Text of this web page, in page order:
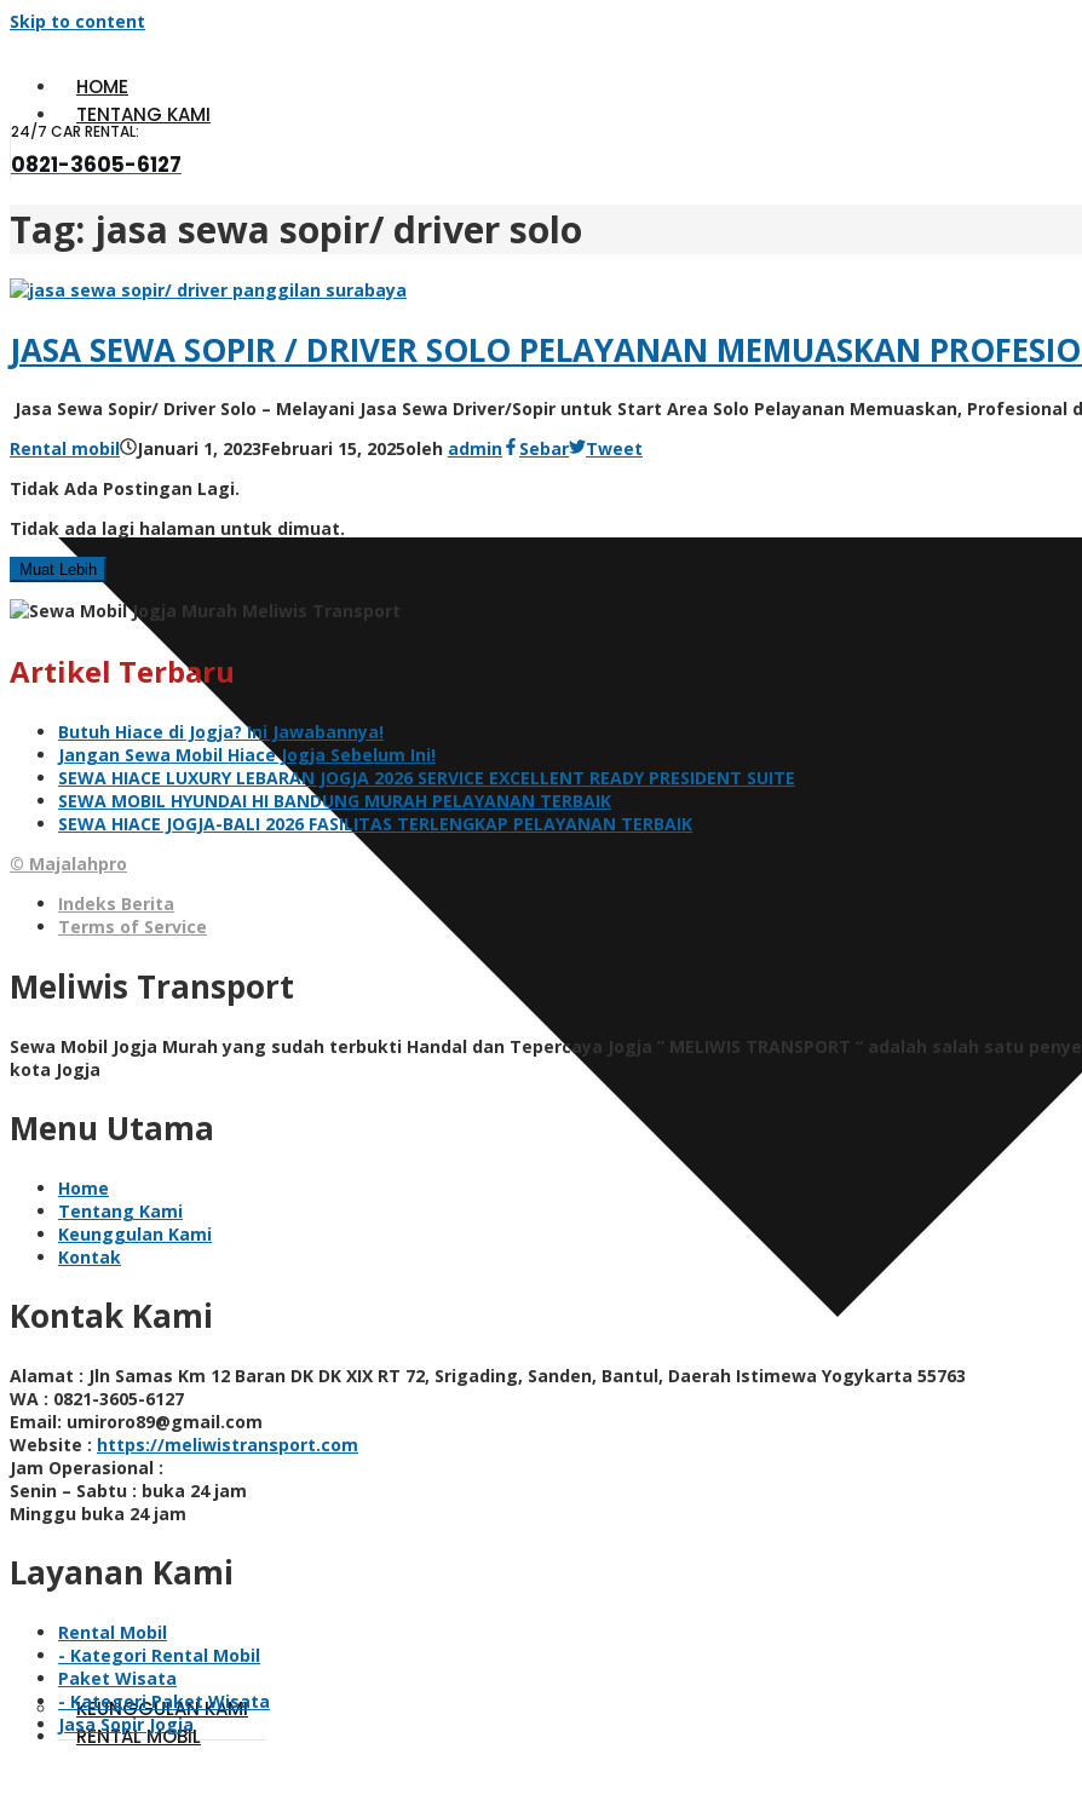
Skip to content
HOME
TENTANG KAMI
KEUNGGULAN KAMI
RENTAL MOBIL
24/7 CAR RENTAL:
0821-3605-6127
Tag: jasa sewa sopir/ driver solo
JASA SEWA SOPIR / DRIVER SOLO PELAYANAN MEMUASKAN
Jasa Sewa Sopir/ Driver Solo – Melayani Jasa Sewa Driver/Sopir untuk Start Area Solo Pelayanan Memuaskan, Profesional
Rental mobil
Januari 1, 2023Februari 15, 2025oleh admin Sebar
Tweet
Tidak Ada Postingan Lagi.
Tidak ada lagi halaman untuk dimuat.
Muat Lebih
Artikel Terbaru
Butuh Hiace di Jogja? Ini Jawabannya!
Jangan Sewa Mobil Hiace Jogja Sebelum Ini!
SEWA HIACE LUXURY LEBARAN JOGJA 2026 SERVICE EXCELLENT READY PRESIDENT SUITE
SEWA MOBIL HYUNDAI HI BANDUNG MURAH PELAYANAN TERBAIK
SEWA HIACE JOGJA-BALI 2026 FASILITAS TERLENGKAP PELAYANAN TERBAIK
© Majalahpro
Indeks Berita
Terms of Service
Meliwis Transport
Sewa Mobil Jogja Murah yang sudah terbukti Handal dan Tepercaya Jogja ” MELIWIS TRANSPORT “ adalah salah satu
kota Jogja
Menu Utama
Home
Tentang Kami
Keunggulan Kami
Kontak
Kontak Kami
Alamat : Jln Samas Km 12 Baran DK DK XIX RT 72, Srigading, Sanden, Bantul, Daerah Istimewa Yogykarta 55763
WA : 0821-3605-6127
Email: umiroro89@gmail.com
Website : https://meliwistransport.com
Jam Operasional :
Senin – Sabtu : buka 24 jam
Minggu buka 24 jam
Layanan Kami
Rental Mobil
- Kategori Rental Mobil
Paket Wisata
- Kategori Paket Wisata
Jasa Sopir Jogja